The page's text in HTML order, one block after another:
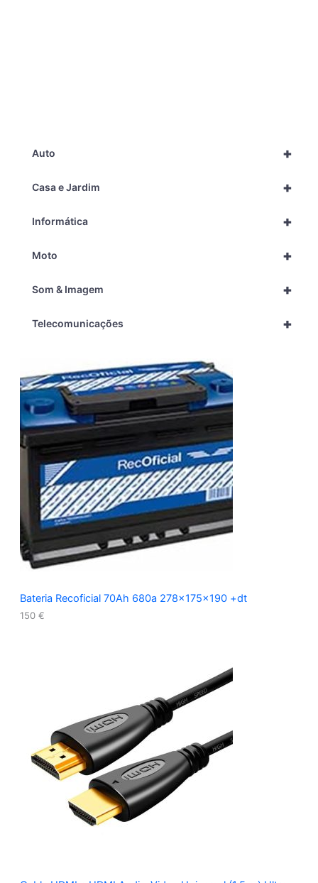
+
Auto
+
Casa e Jardim
+
Informática
+
Moto
+
Som & Imagem
+
Telecomunicações
Bateria Recoficial 70Ah 680a 278x175x190 +dt
150 €